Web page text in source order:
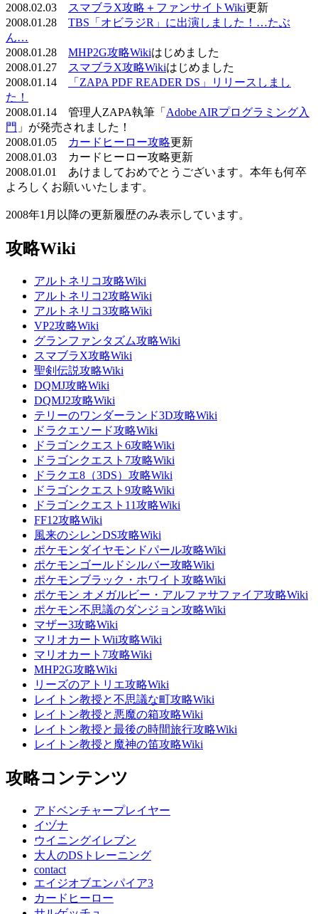
2008.02.03
スマブラX攻略＋ファンサイトWiki更新
2008.01.28 TBS「オビラジR」に出演しました！…たぶ
ん…
2008.01.28 MHP2G攻略Wikiはじめました
2008.01.27
スマブラX攻略Wikiはじめました
2008.01.14
「ZAPA PDF READER DS」リリースしまし
た！
2008.01.14 管理人ZAPA執筆「 Adobe AIRプログラミング入
門 」が発売されました！
2008.01.05
カードヒーロー攻略更新
2008.01.03 カードヒーロー攻略更新
2008.01.01 あけましておめでとうございます。本年も何卒
よろしくお願いいたします。
2008年1月以降の更新履歴のみ表示しています。
攻略Wiki
アルトネリコ攻略Wiki
アルトネリコ2攻略Wiki
アルトネリコ3攻略Wiki
VP2攻略Wiki
グランファンタズム攻略Wiki
スマブラX攻略Wiki
聖剣伝説攻略Wiki
DQMJ攻略Wiki
DQMJ2攻略Wiki
テリーのワンダーランド3D攻略Wiki
ドラクエソード攻略Wiki
ドラゴンクエスト6攻略Wiki
ドラゴンクエスト7攻略Wiki
ドラクエ8（3DS）攻略Wiki
ドラゴンクエスト9攻略Wiki
ドラゴンクエスト11攻略Wiki
FF12攻略Wiki
風来のシレンDS攻略Wiki
ポケモンダイヤモンドパール攻略Wiki
ポケモンゴールドシルバー攻略Wiki
ポケモンブラック・ホワイト攻略Wiki
ポケモン オメガルビー・アルファサファイア攻略Wiki
ポケモン不思議のダンジョン攻略Wiki
マザー3攻略Wiki
マリオカートWii攻略Wiki
マリオカート7攻略Wiki
MHP2G攻略Wiki
リーズのアトリエ攻略Wiki
レイトン教授と不思議な町攻略Wiki
レイトン教授と悪魔の箱攻略Wiki
レイトン教授と最後の時間旅行攻略Wiki
レイトン教授と魔神の笛攻略Wiki
攻略コンテンツ
アドベンチャープレイヤー
イヅナ
ウイニングイレブン
大人のDSトレーニング
contact
エイジオブエンパイア3
カードヒーロー